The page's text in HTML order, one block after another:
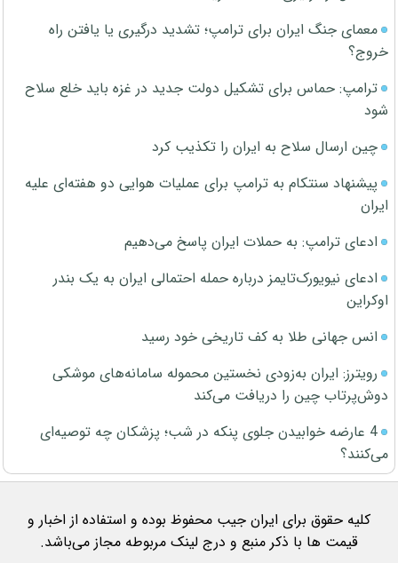
معمای جنگ ایران برای ترامپ؛ تشدید درگیری یا یافتن راه
خروج؟
ترامپ: حماس برای تشکیل دولت جدید در غزه باید خلع سلاح
شود
چین ارسال سلاح به ایران را تکذیب کرد
پیشنهاد سنتکام به ترامپ برای عملیات هوایی دو هفته‌ای علیه
ایران
ادعای ترامپ: به حملات ایران پاسخ می‌دهیم
ادعای نیویورک‌تایمز درباره حمله احتمالی ایران به یک بندر
اوکراین
انس جهانی طلا به کف تاریخی خود رسید
رویترز: ایران به‌زودی نخستین محموله سامانه‌های موشکی
دوش‌پرتاب چین را دریافت می‌کند
4 عارضه خوابیدن جلوی پنکه در شب؛ پزشکان چه توصیه‌ای
می‌کنند؟
کلیه حقوق برای ایران جیب محفوظ بوده و استفاده از اخبار و
قیمت ها با ذکر منبع و درج لینک مربوطه مجاز می‌باشد.